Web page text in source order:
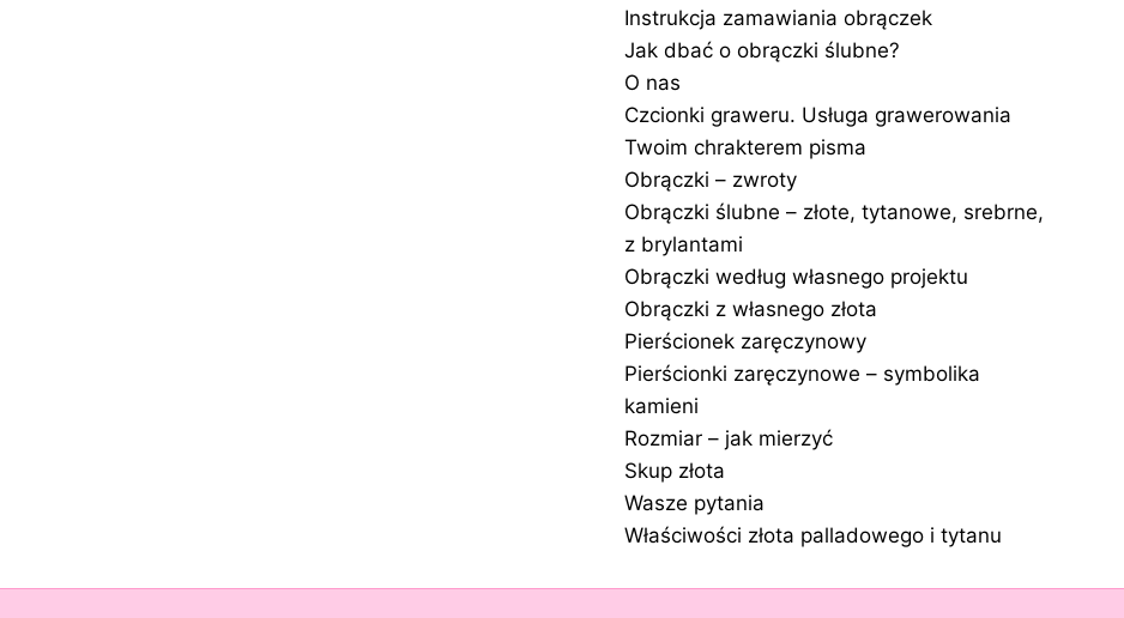
Instrukcja zamawiania obrączek
Jak dbać o obrączki ślubne?
O nas
Czcionki graweru. Usługa grawerowania
Twoim chrakterem pisma
Obrączki – zwroty
Obrączki ślubne – złote, tytanowe, srebrne,
z brylantami
Obrączki według własnego projektu
Obrączki z własnego złota
Pierścionek zaręczynowy
Pierścionki zaręczynowe – symbolika
kamieni
Rozmiar – jak mierzyć
Skup złota
Wasze pytania
Właściwości złota palladowego i tytanu